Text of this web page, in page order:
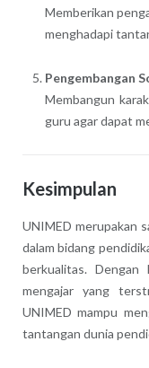
Memberikan
menghadapi
Pengembangan
Membangun
guru agar dapat
Kesimpulan
UNIMED merupakan
dalam bidang
berkualitas. Dengan
mengajar yang
UNIMED mampu
tantangan dunia